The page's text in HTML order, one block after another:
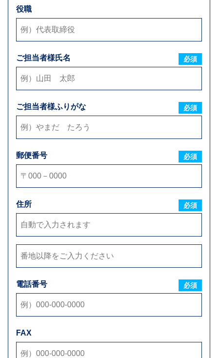
役職
ご担当者様氏名 必須
ご担当者様ふりがな 必須
郵便番号 必須
住所 必須
電話番号 必須
FAX
※可能な方法をすべてご選択下さい
お支払い条件
締日
毎月
お取引内容
ご要望
添付ファイル